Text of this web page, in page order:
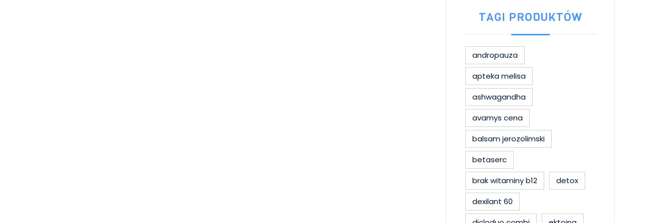
TAGI PRODUKTÓW
andropauza
apteka melisa
ashwagandha
avamys cena
balsam jerozolimski
betaserc
brak witaminy b12
detox
dexilant 60